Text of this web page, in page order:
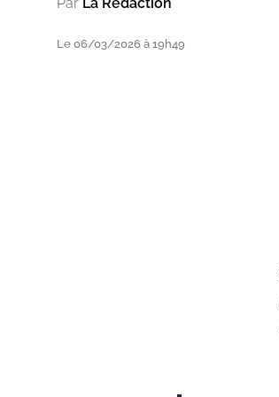
Le 06/03/2026 à 19h49